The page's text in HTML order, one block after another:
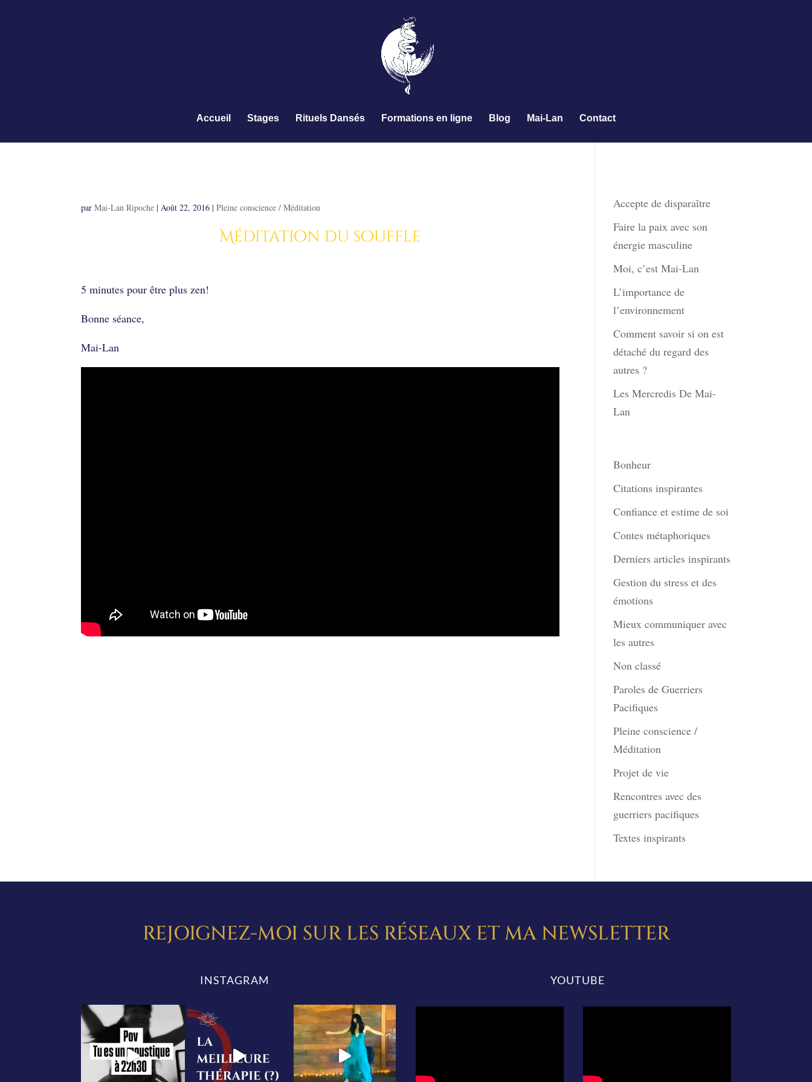
Accueil Stages Rituels Dansés Formations en ligne Blog Mai-Lan Contact
parMai-Lan Ripoche |Août 22, 2016 |Pleine conscience / Méditation
Méditation du souffle
5 minutes pour être plus zen!
Bonne séance,
Mai-Lan
Accepte de disparaître
Faire la paix avec son
énergie masculine
Moi, c’est Mai-Lan
L’importance de
l’environnement
Comment savoir si on est
détaché du regard des
autres ?
Les Mercredis De Mai-
Lan
Bonheur
Citations inspirantes
Confiance et estime de soi
Contes métaphoriques
Derniers articles inspirants
Gestion du stress et des
émotions
Mieux communiquer avec
les autres
Non classé
Paroles de Guerriers
Pacifiques
Pleine conscience /
Méditation
Projet de vie
Rencontres avec des
guerriers pacifiques
Textes inspirants
REJOIGNEZ-MOI SUR LES RÉSEAUX ET MA NEWSLETTER
INSTAGRAM YOUTUBE